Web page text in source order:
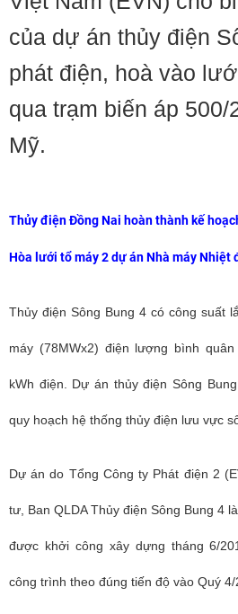
của dự án thủy điện
phát điện, hoà vào
qua trạm biến áp 500/
Mỹ.
Thủy điện Đồng Nai hoàn thành kế
Hòa lưới tổ máy 2 dự án Nhà máy Nhiệt
Thủy điện Sông Bung 4 có công suất
máy (78MWx2) điện lượng bình
kWh điện. Dự án thủy điện Sông
quy hoạch hệ thống thủy điện lưu vực
Dự án do Tổng Công ty Phát điện 2
tư, Ban QLDA Thủy điện Sông Bung 4
được khởi công xây dựng tháng 6/
công trình theo đúng tiến độ vào Quý 4/